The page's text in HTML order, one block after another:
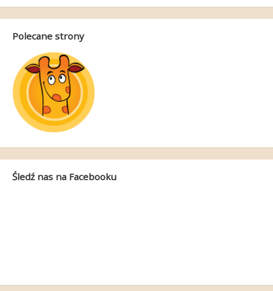
Polecane strony
Śledź nas na Facebooku